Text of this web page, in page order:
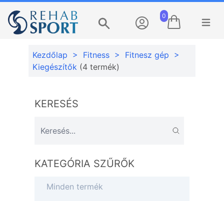
0
Menü
Kezdőlap > Fitness > Fitnesz gép >
Kiegészítők (4 termék)
KERESÉS
KATEGÓRIA SZŰRŐK
Minden termék